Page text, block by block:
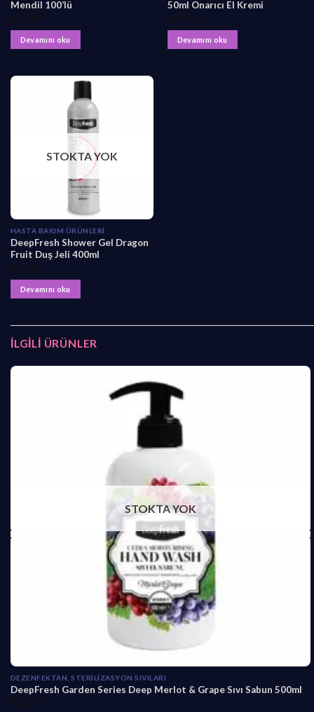
Mendil 100’lü
Devamını oku
50ml Onarıcı El Kremi
Devamını oku
STOKTA YOK
HASTA BAKIM ÜRÜNLERI
DeepFresh Shower Gel Dragon
Fruit Duş Jeli 400ml
Devamını oku
İLGILI ÜRÜNLER
STOKTA YOK
DEZENFEKTAN, STERILIZASYON SIVILARI
DeepFresh Garden Series Deep Merlot & Grape Sıvı Sabun 500ml